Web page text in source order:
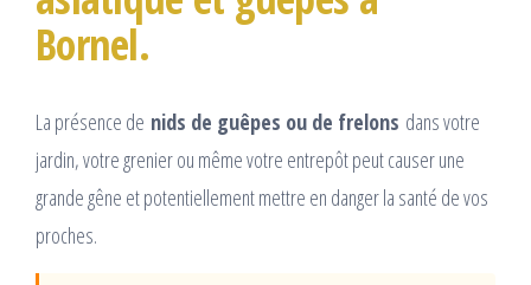
Bornel.
La présence de nids de guêpes ou de frelons dans votre
jardin, votre grenier ou même votre entrepôt peut causer une
grande gêne et potentiellement mettre en danger la santé de vos
proches.